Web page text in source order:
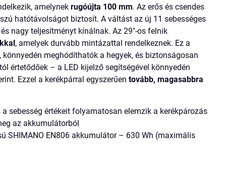
amelynekrugóújta 100 mm. Az erős és csendes
hatótávolságot biztosít. A váltást az új 11 sebességes
nagy teljesítményt kínálnak. Az 29"-os felnik
, amelyek durvább mintázattal rendelkeznek. Ez a
meghódíthatók a hegyek, és biztonságosan
értetődőek – a LED kijelző segítségével könnyedén
Ezzel a kerékpárral egyszerűen tovább, magasabbra
sebesség értékeit folyamatosan elemzik a kerékpározás
az akkumulátorból
SHIMANO EN806 akkumulátor – 630 Wh (maximális